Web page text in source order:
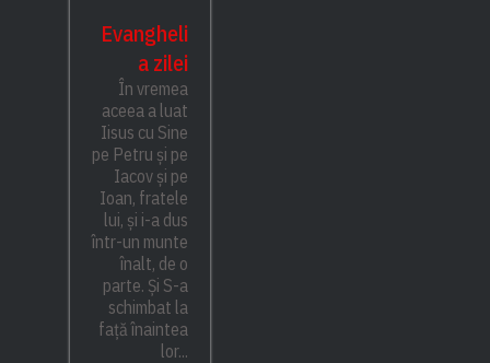
Evangheli
a zilei
În vremea
aceea a luat
Iisus cu Sine
pe Petru și pe
Iacov și pe
Ioan, fratele
lui, și i-a dus
într-un munte
înalt, de o
parte. Și S-a
schimbat la
față înaintea
lor...